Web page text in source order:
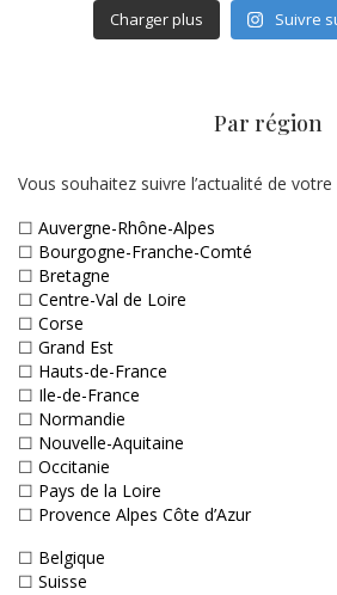
Charger plus Suivre
Par région
Vous souhaitez suivre l’actualité de votre
☐ Auvergne-Rhône-Alpes
☐ Bourgogne-Franche-Comté
☐ Bretagne
☐ Centre-Val de Loire
☐ Corse
☐ Grand Est
☐ Hauts-de-France
☐ Ile-de-France
☐ Normandie
☐ Nouvelle-Aquitaine
☐ Occitanie
☐ Pays de la Loire
☐ Provence Alpes Côte d’Azur
☐ Belgique
☐ Suisse